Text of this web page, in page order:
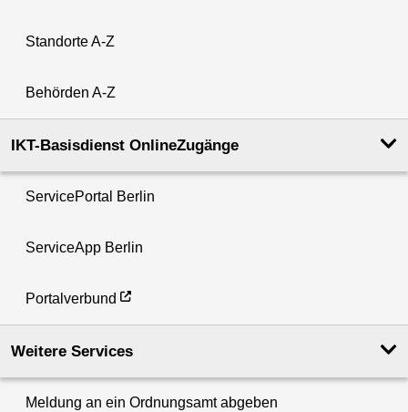
Standorte A-Z
Behörden A-Z
IKT-Basisdienst OnlineZugänge
ServicePortal Berlin
ServiceApp Berlin
Portalverbund
Weitere Services
Meldung an ein Ordnungsamt abgeben